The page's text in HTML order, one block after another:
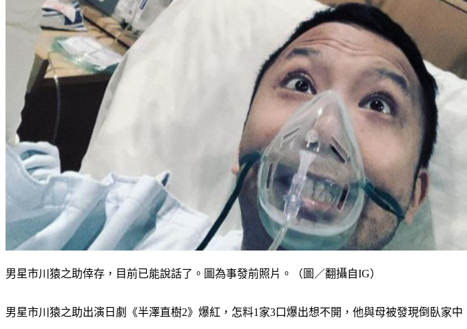
男星市川猿之助倖存，目前已能說話了。圖為事發前照片。（圖／翻攝自IG）
男星市川猿之助出演日劇《半澤直樹2》爆紅，怎料1家3口爆出想不開，他與母被發現倒臥家